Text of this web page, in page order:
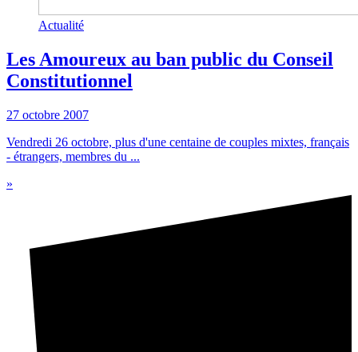
Actualité
Les Amoureux au ban public du Conseil
Constitutionnel
27 octobre 2007
Vendredi 26 octobre, plus d'une centaine de couples mixtes, français
- étrangers, membres du ...
»